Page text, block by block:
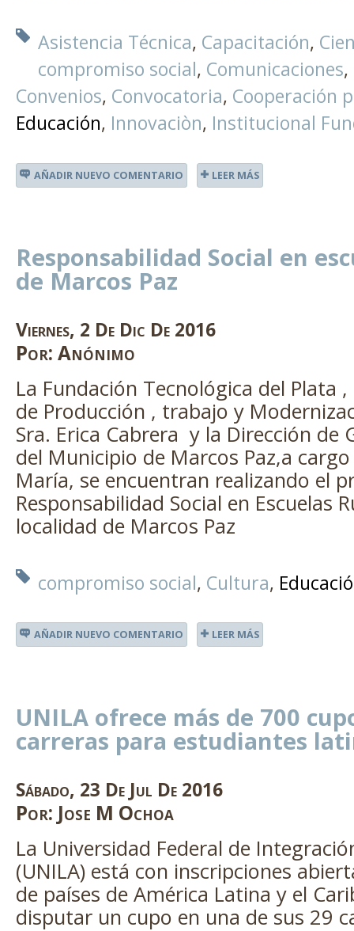
Asistencia Técnica Capacitación
compromiso social Comunicaciones
Convenios Convocatoria Cooperación
Educación Innovaciòn Institucional
AÑADIR NUEVO COMENTARIO LEER MÁS
Responsabilidad Social en
de Marcos Paz
Viernes, 2 De Dic De 2016
Por: Anónimo
La Fundación Tecnológica del Plata
de Producción , trabajo y
Sra. Erica Cabrera y la Dirección de
del Municipio de Marcos Paz,a
María, se encuentran realizando el
Responsabilidad Social en Escuelas
localidad de Marcos Paz
compromiso social Cultura
AÑADIR NUEVO COMENTARIO LEER MÁS
UNILA ofrece más de 700
carreras para estudiantes
Sábado, 23 De Jul De 2016
Por: Jose M Ochoa
La Universidad Federal de
(UNILA) está con inscripciones
de países de América Latina y el
disputar un cupo en una de sus 29